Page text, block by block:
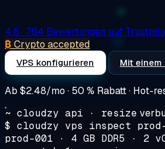
4.6 · 764 Bewertungen auf
₿ Crypto accepted
VPS konfigurieren Mit einem
Ab $2.48/mo · 50 % Rabatt · Hot-
~ cloudzy api · resize
$ cloudzy vps inspect
prod-001 · 4 GB DDR5 · 2